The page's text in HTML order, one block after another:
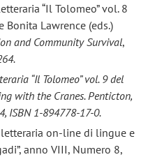
“Il Tolomeo” vol. 8
Lawrence (eds.)
and Community Survival,
“Il Tolomeo” vol. 9 del
with the Cranes. Penticton,
ISBN 1-894778-17-0.
on-line di lingue e
anno VIII, Numero 8,